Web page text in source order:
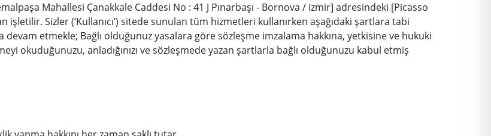
Mahallesi Çanakkale Caddesi No : 41 J Pınarbaşı - Bornova / izmir] adresindeki [Picasso
işletilir. Sizler (‘Kullanıcı’) sitede sunulan tüm hizmetleri kullanırken aşağıdaki şartlara tabi
etmekle; Bağlı olduğunuz yasalara göre sözleşme imzalama hakkına, yetkisine ve hukuki
okuduğunuzu, anladığınızı ve sözleşmede yazan şartlarla bağlı olduğunuzu kabul etmiş